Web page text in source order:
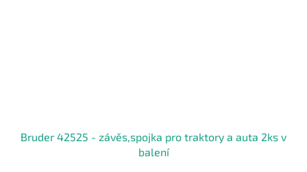
Bruder 42525 - závěs,spojka pro traktory a auta 2ks v
balení